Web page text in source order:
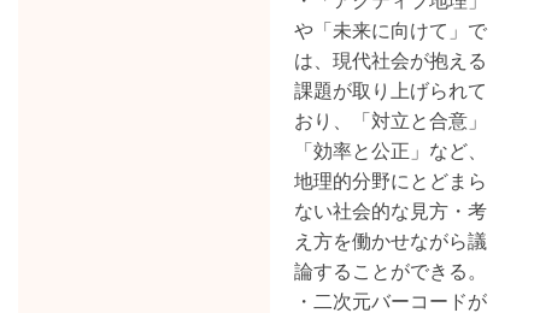
や「未来に向けて」で
は、現代社会が抱える
課題が取り上げられて
おり、「対立と合意」
「効率と公正」など、
地理的分野にとどまら
ない社会的な見方・考
え方を働かせながら議
論することができる。
・二次元バーコードが